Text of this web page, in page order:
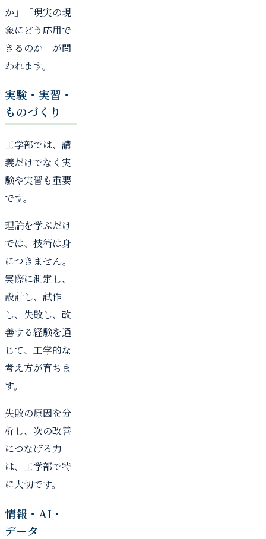
か」「現実の現
象にどう応用で
きるのか」が問
われます。
実験・実習・
ものづくり
工学部では、講
義だけでなく実
験や実習も重要
です。
理論を学ぶだけ
では、技術は身
につきません。
実際に測定し、
設計し、試作
し、失敗し、改
善する経験を通
じて、工学的な
考え方が育ちま
す。
失敗の原因を分
析し、次の改善
につなげる力
は、工学部で特
に大切です。
情報・AI・
データ